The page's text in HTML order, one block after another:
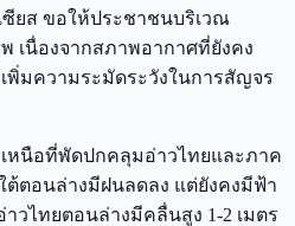
ซียส ขอให้ประชาชนบริเวณ
เนื่องจากสภาพอากาศที่ยังคง
พิ่มความระมัดระวังในการสัญจร
หนือที่พัดปกคลุมอ่าวไทยและภาค
ตอนล่างมีฝนลดลง แต่ยังคงมีฟ้า
วไทยตอนล่างมีคลื่นสูง 1-2 เมตร